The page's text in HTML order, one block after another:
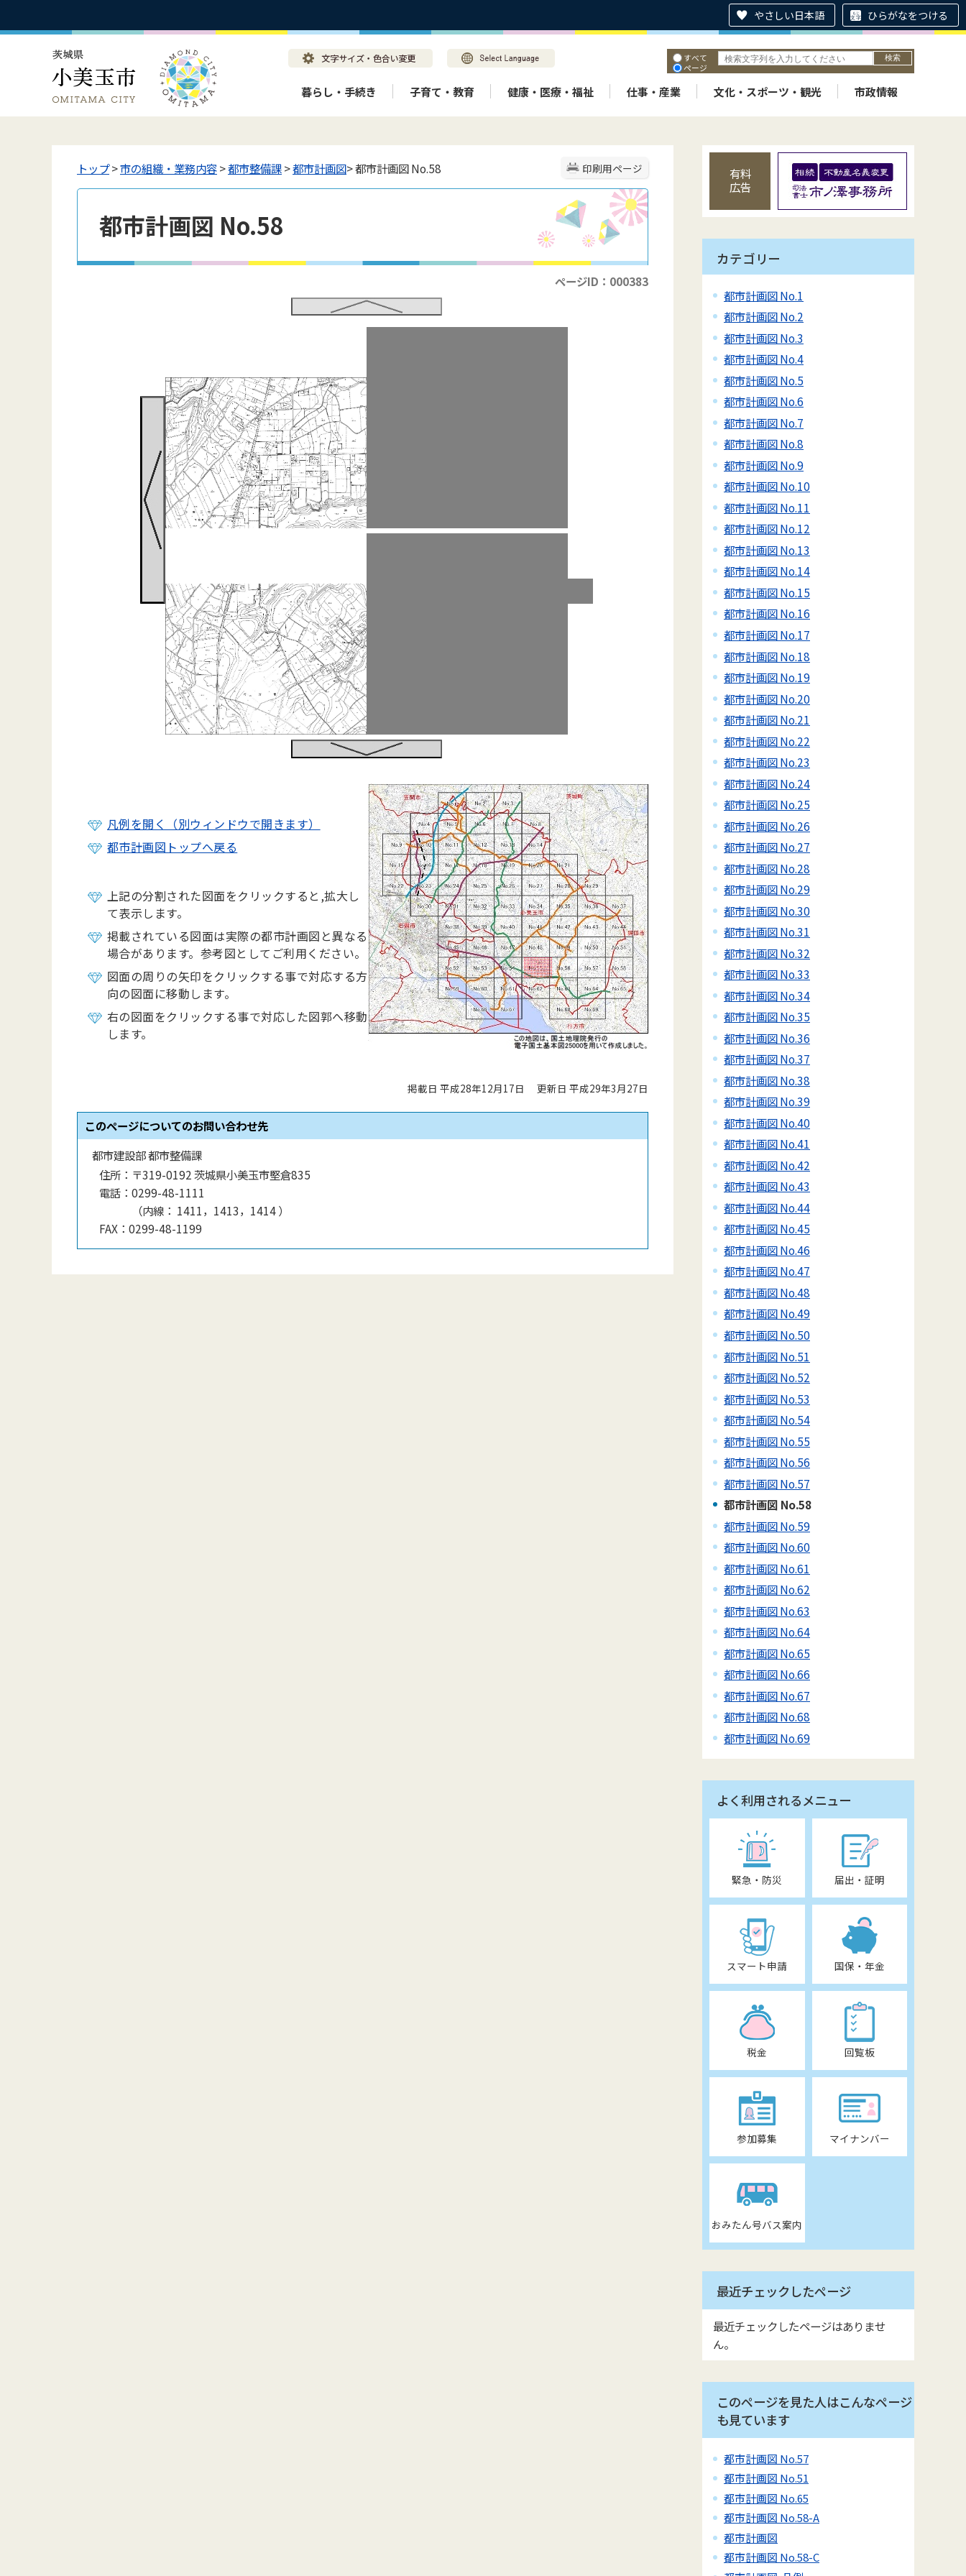
やさしい日本語 ひらがなをつける
すべて
ページ
暮らし・手続き 子育て・教育 健康・医療・福祉 仕事・産業 文化・スポーツ・観光 市政情報
印刷用ページ
トップ>市の組織・業務内容>都市整備課>都市計画図> 都市計画図 No.58
都市計画図 No.58
ページID：000383
凡例を開く（別ウィンドウで開きます）
都市計画図トップへ戻る
上記の分割された図面をクリックすると,拡大し
て表示します。
掲載されている図面は実際の都市計画図と異なる
場合があります。参考図としてご利用ください。
図面の周りの矢印をクリックする事で対応する方
向の図面に移動します。
右の図面をクリックする事で対応した図郭へ移動
します。
掲載日 平成28年12月17日 更新日 平成29年3月27日
このページについてのお問い合わせ先
都市建設部 都市整備課
住所： 〒319-0192 茨城県小美玉市堅倉835
電話： 0299-48-1111
（内線 ： 1411，1413，1414）
FAX： 0299-48-1199
有料
広告
カテゴリー
都市計画図 No.1
都市計画図 No.2
都市計画図 No.3
都市計画図 No.4
都市計画図 No.5
都市計画図 No.6
都市計画図 No.7
都市計画図 No.8
都市計画図 No.9
都市計画図 No.10
都市計画図 No.11
都市計画図 No.12
都市計画図 No.13
都市計画図 No.14
都市計画図 No.15
都市計画図 No.16
都市計画図 No.17
都市計画図 No.18
都市計画図 No.19
都市計画図 No.20
都市計画図 No.21
都市計画図 No.22
都市計画図 No.23
都市計画図 No.24
都市計画図 No.25
都市計画図 No.26
都市計画図 No.27
都市計画図 No.28
都市計画図 No.29
都市計画図 No.30
都市計画図 No.31
都市計画図 No.32
都市計画図 No.33
都市計画図 No.34
都市計画図 No.35
都市計画図 No.36
都市計画図 No.37
都市計画図 No.38
都市計画図 No.39
都市計画図 No.40
都市計画図 No.41
都市計画図 No.42
都市計画図 No.43
都市計画図 No.44
都市計画図 No.45
都市計画図 No.46
都市計画図 No.47
都市計画図 No.48
都市計画図 No.49
都市計画図 No.50
都市計画図 No.51
都市計画図 No.52
都市計画図 No.53
都市計画図 No.54
都市計画図 No.55
都市計画図 No.56
都市計画図 No.57
都市計画図 No.58
都市計画図 No.59
都市計画図 No.60
都市計画図 No.61
都市計画図 No.62
都市計画図 No.63
都市計画図 No.64
都市計画図 No.65
都市計画図 No.66
都市計画図 No.67
都市計画図 No.68
都市計画図 No.69
よく利用されるメニュー
緊急・防災 届出・証明
スマート申請 国保・年金
税金 回覧板
参加募集 マイナンバー
おみたん号バス案内
最近チェックしたページ
最近チェックしたページはありませ
ん。
このページを見た人はこんなページ
も見ています
都市計画図 No.57
都市計画図 No.51
都市計画図 No.65
都市計画図 No.58-A
都市計画図
都市計画図 No.58-C